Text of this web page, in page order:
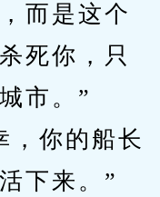
而是这个
死你，只
市。”
你的船长
下来。”